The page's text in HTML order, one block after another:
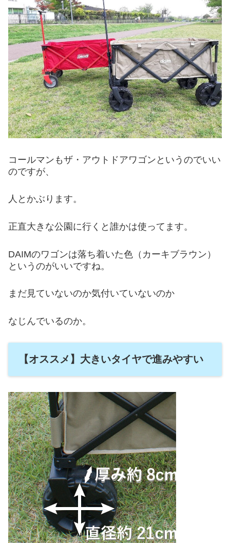
コールマンもザ・アウトドアワゴンというのでいい
のですが、
人とかぶります。
正直大きな公園に行くと誰かは使ってます。
DAIMのワゴンは落ち着いた色（カーキブラウン）
というのがいいですね。
まだ見ていないのか気付いていないのか
なじんでいるのか。
【オススメ】大きいタイヤで進みやすい